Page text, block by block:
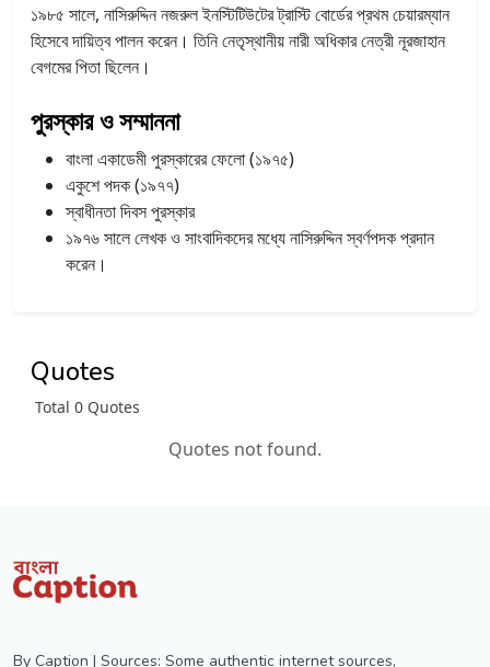
১৯৮৫ সালে, নাসিরুদ্দিন নজরুল ইনস্টিটিউটের ট্রাস্টি বোর্ডের প্রথম চেয়ারম্যান
হিসেবে দায়িত্ব পালন করেন। তিনি নেতৃস্থানীয় নারী অধিকার নেত্রী নূরজাহান
বেগমের পিতা ছিলেন।
পুরস্কার ও সম্মাননা
বাংলা একাডেমী পুরস্কারের ফেলো (১৯৭৫)
একুশে পদক (১৯৭৭)
স্বাধীনতা দিবস পুরস্কার
১৯৭৬ সালে লেখক ও সাংবাদিকদের মধ্যে নাসিরুদ্দিন স্বর্ণপদক প্রদান
করেন।
Quotes
Total 0 Quotes
Quotes not found.
By Caption | Sources: Some authentic internet sources,